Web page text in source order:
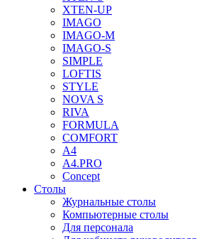
XTEN-UP
IMAGO
IMAGO-M
IMAGO-S
SIMPLE
LOFTIS
STYLE
NOVA S
RIVA
FORMULA
COMFORT
A4
A4.PRO
Concept
Столы
Журнальные столы
Компьютерные столы
Для персонала